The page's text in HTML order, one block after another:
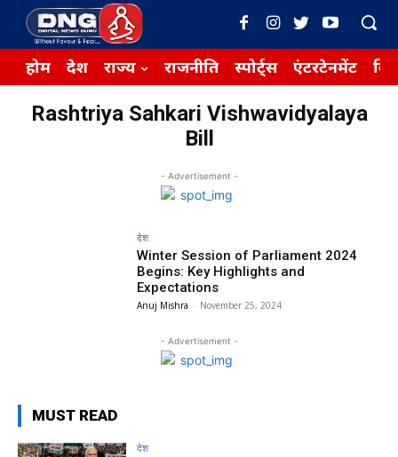
होम देश राज्य राजनीति स्पोर्ट्स एंटरटेनमेंट
Rashtriya Sahkari Vishwavidyalaya
Bill
- Advertisement -
देश
Winter Session of Parliament 2024
Begins: Key Highlights and
Expectations
Anuj Mishra - November 25, 2024
- Advertisement -
MUST READ
देश